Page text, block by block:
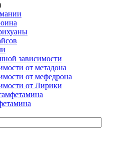
зависимости
от метадона
от мефедрона
от Лирики